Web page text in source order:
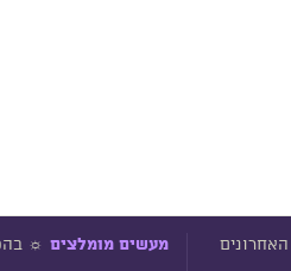
מעשים מומלצים ☼